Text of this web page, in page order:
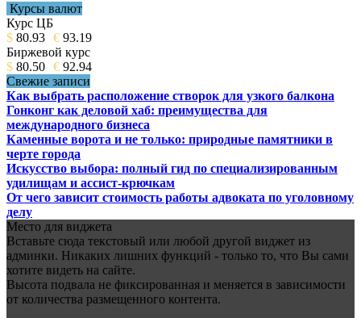
Курсы валют
Курс ЦБ
$ 80.93 € 93.19
Биржевой курс
$ 80.50 € 92.94
Свежие записи
Как выбрать расположение створок для узкого балкона
Гонконг как деловой хаб: преимущества для
международного бизнеса
Каменные ворота и не только: природные памятники в
черте города
Искусство выбора: полный гид по специализированным
удилищам и ассист-крючкам
От чего зависит стоимость работы адвоката по уголовному
делу
Место для виджета
Вставьте сюда текстовый или любой другой виджет из
админки. Никаких лишних функций - только то, что Вы сами
хотите видеть на сайте.
Высота подвала не фиксированная и меняется в зависимости
от количества размещенного контента.